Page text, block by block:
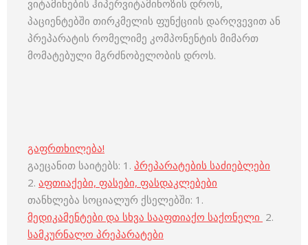
ვიტამინების ჰიპერვიტამინოზის დროს,
პაციენტებში თირკმელის ფუნქციის დარღვევით ან
პრეპარატის რომელიმე კომპონენტის მიმართ
მომატებული მგრძნობელობის დროს.
გაფრთხილება!
გაეცანით საიტებს: 1. პრეპარატების საძიებლები
2. აფთიაქები, ფასები, ფასდაკლებები
თანხლება სოციალურ ქსელებში: 1.
მედიკამენტები და სხვა სააფთიაქო საქონელი 2.
სამკურნალო პრეპარატები